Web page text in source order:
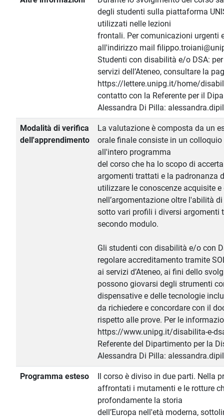
degli studenti sulla piattaforma
utilizzati nelle lezioni
frontali. Per comunicazioni urgenti
all'indirizzo mail
Studenti con disabilità e/o DSA:
servizi dell’Ateneo, consultare la
https://lettere.unipg.it/home/
contatto con la Referente per il
Alessandra Di Pilla:
Modalità di verifica
dell'apprendimento
La valutazione è composta da un
orale finale consiste in un
all'intero programma
del corso che ha lo scopo di
argomenti trattati e la padronanza
utilizzare le conoscenze acquisite
nell’argomentazione oltre l'abilità
sotto vari profili i diversi argomenti
secondo modulo.
Gli studenti con disabilità e/o con
regolare accreditamento tramite
ai servizi d’Ateneo, ai fini dello
possono giovarsi degli strumenti
dispensative e delle tecnologie
da richiedere e concordare con il
rispetto alle prove. Per le
https://www.unipg.it/disabilita-e-
Referente del Dipartimento per la
Alessandra Di Pilla:
Programma esteso
Il corso è diviso in due parti. Nella
affrontati i mutamenti e le rotture
profondamente la storia
dell’Europa nell'età moderna,